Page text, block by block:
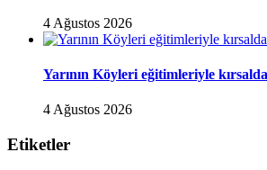
4 Ağustos 2026
Yarının Köyleri eğitimleriyle
4 Ağustos 2026
Etiketler